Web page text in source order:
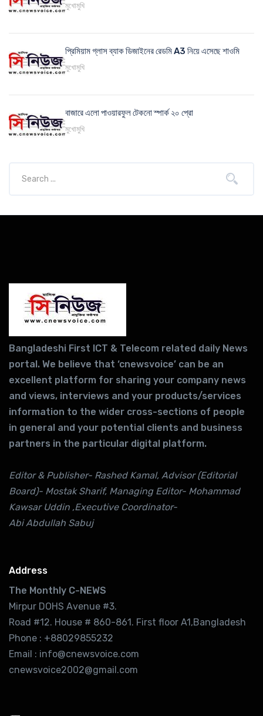
মুখোমুখি
প্রিমিয়াম গ্লাস ব্যাক ডিজাইনের রেডমি A3 নিয়ে এসেছে শাওমি
মুখোমুখি
বাজারে এলো পাওয়ারফুল টেকনো স্পার্ক ২০ প্রো
মুখোমুখি
Bangladeshi First ICT & Telecom related daily News
portal. We believe that ‘cnewsvoice’ can be an
excellent platform for sharing your company news
and views, interviews and your products/services
information to the wider cross-sections of people
in general and your potential clients and business
partners in the particular digital platform.
Editor & Publisher- Rashed Kamal, Advisor (Editorial
Board)- Mostak Sharif, Managing Editor- Mohammad
Kawsar Uddin ,Executive Coordinator-
Abi Abdullah Sabuj
Address
The Monthly C-NEWS
Mirpur DOHS Avenue #3.
Road #12. House # 860-861. First floor A1,Bangladesh
Phone : +88029855232
Email : info@cnewsvoice.com
cnewsvoice2002@gmail.com